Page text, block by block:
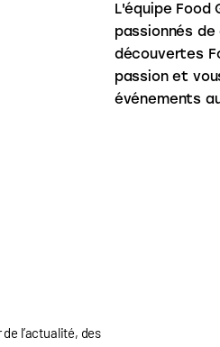
L'équipe Food
passionnés
découvertes
passion et
événements
l’actualité, des